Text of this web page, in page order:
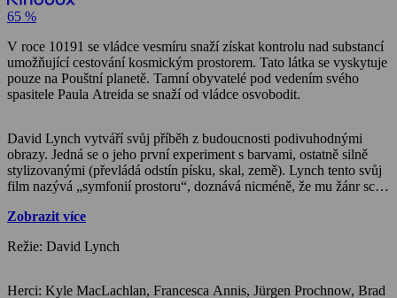
65 %
V roce 10191 se vládce vesmíru snaží získat kontrolu nad substancí
umožňující cestování kosmickým prostorem. Tato látka se vyskytuje
pouze na Pouštní planetě. Tamní obyvatelé pod vedením svého
spasitele Paula Atreida se snaží od vládce osvobodit.
David Lynch vytváří svůj příběh z budoucnosti podivuhodnými
obrazy. Jedná se o jeho první experiment s barvami, ostatně silně
stylizovanými (převládá odstín písku, skal, země). Lynch tento svůj
film nazývá „symfonií prostoru“, doznává nicméně, že mu žánr sci-
přesyceno filmy o „hvězdných válkách“ a pro znalce Herbertova
Zobrazit více
Režie: David Lynch
Herci: Kyle MacLachlan, Francesca Annis, Jürgen Prochnow, Brad